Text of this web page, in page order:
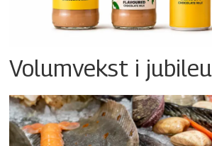
Volumvekst i